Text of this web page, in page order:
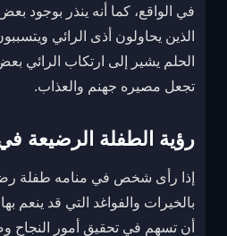
في الواقع، كما أنه ينذر بوجود
الذين يحاولون أذى الرائي
الحلم يشير إلى ارتكاب الرائي
تجعل مصيره جهنم والعذاب.
رؤية الطفلة الرضيعة
إذا رأى شخص في منامه طفلة
بالخيرات والفواغد التي قد ينعم
أن تسهم في تحقيق أمور النجاح